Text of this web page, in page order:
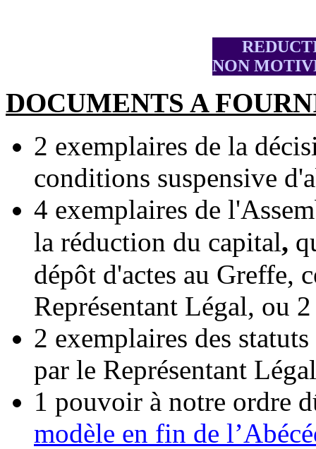
NON
DOCUMENTS A
2 exemplaires de la
conditions suspensive
4 exemplaires de
la réduction du capital,
dépôt d'actes au Greffe,
Représentant Légal, ou
2 exemplaires des
par le Représentant
1 pouvoir à notre ordre
modèle en fin de